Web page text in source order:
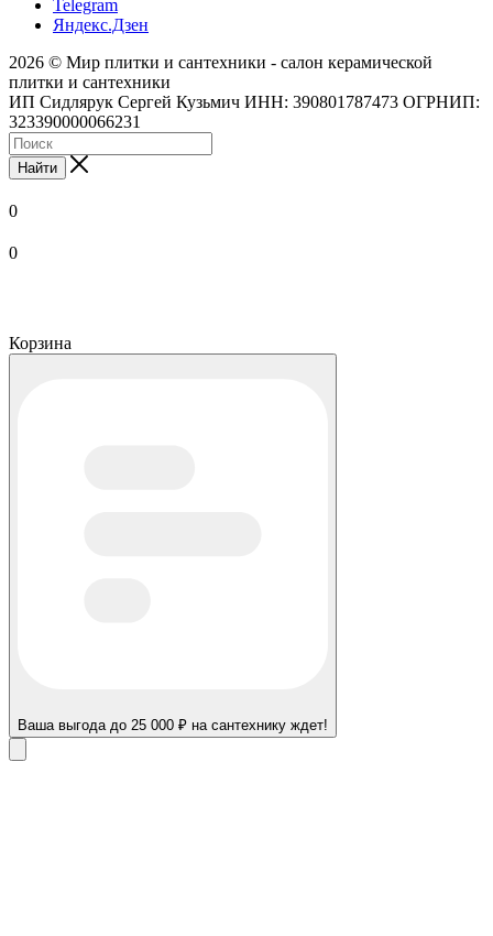
Telegram
Яндекс.Дзен
2026 © Мир плитки и сантехники - салон керамической
плитки и сантехники
ИП Сидлярук Сергей Кузьмич ИНН: 390801787473 ОГРНИП:
323390000066231
Найти
0
0
Корзина
Ваша выгода до 25 000 ₽ на сантехнику ждет!